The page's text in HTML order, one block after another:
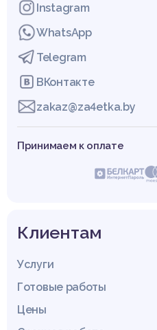
Instagram
WhatsApp
Telegram
ВКонтакте
zakaz@za4etka.by
Принимаем к оплате
Клиентам
Услуги
Готовые работы
Цены